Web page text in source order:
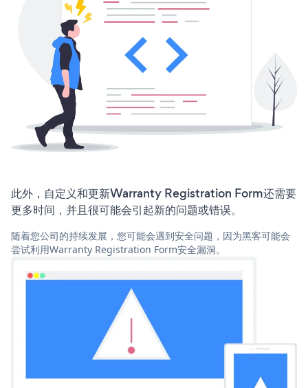
此外，自定义和更新Warranty Registration Form还需要
更多时间，并且很可能会引起新的问题或错误。
随着您公司的持续发展，您可能会遇到安全问题，因为黑客可能会
尝试利用Warranty Registration Form安全漏洞。